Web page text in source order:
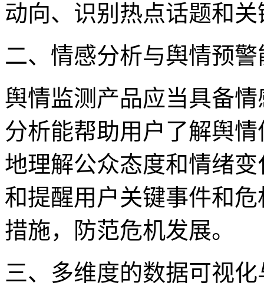
动向、识别热点话题和
二、情感分析与舆情预警
舆情监测产品应当具备
分析能帮助用户了解舆
地理解公众态度和情绪
和提醒用户关键事件和
措施，防范危机发展。
三、多维度的数据可视